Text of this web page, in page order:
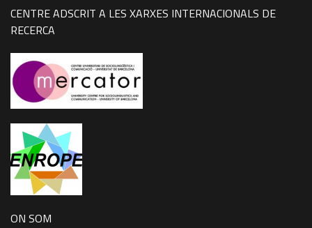
CENTRE ADSCRIT A LES XARXES INTERNACIONALS DE
RECERCA
ON SOM